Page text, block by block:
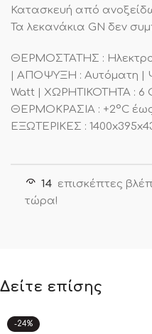
Κατασκευή από
Τα λεκανάκια GN δεν
ΘΕΡΜΟΣΤΑΤΗΣ :
| ΑΠΟΨΥΞΗ : Αυτόματη |
Watt | ΧΩΡΗΤΙΚΟΤΗΤΑ : 6
ΘΕΡΜΟΚΡΑΣΙΑ : +2°C έως
ΕΞΩΤΕΡΙΚΕΣ :
14 επισκέπτες
τώρα!
Δείτε επίσης
-24%